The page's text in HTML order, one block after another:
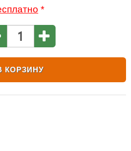
*
КОРЗИНУ